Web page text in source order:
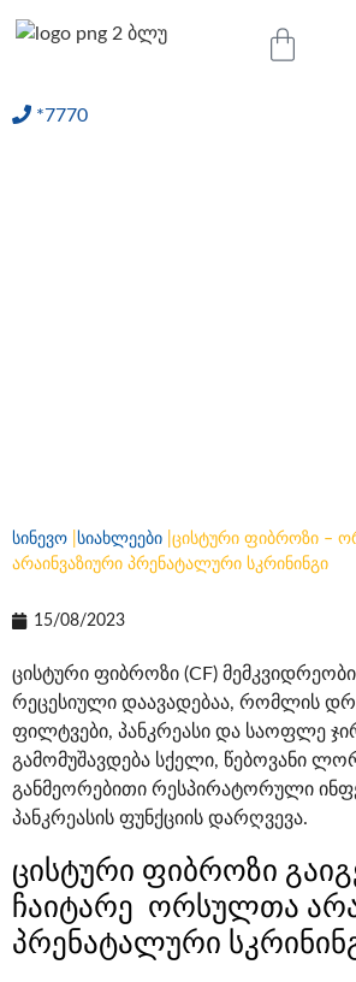
*7770
სინევო სიახლეები ცისტური ფიბროზი –
არაინვაზიური პრენატალური სკრინინგი
15/08/2023
ცისტური ფიბროზი (CF)
რეცესიული დაავადებაა, რომლის
ფილტვები, პანკრეასი და საოფლე
გამომუშავდება სქელი, წებოვანი
განმეორებითი რესპირატორული
პანკრეასის ფუნქციის დარღვევა.
ცისტური ფიბროზი
ჩაიტარე ორსულთა
პრენატალური